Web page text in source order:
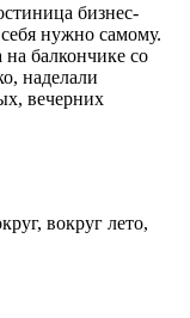
бизнес-
нужно самому.
балкончике со
наделали
вечерних
вокруг лето,